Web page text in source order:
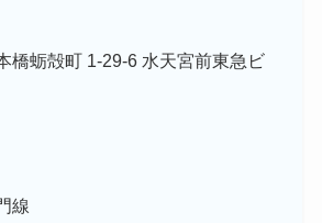
橋蛎殻町 1-29-6 水天宮前東急ビ
線